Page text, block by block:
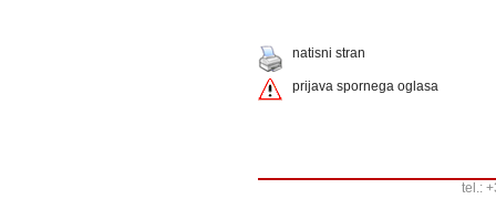
natisni stran
prijava spornega oglasa
tel.: